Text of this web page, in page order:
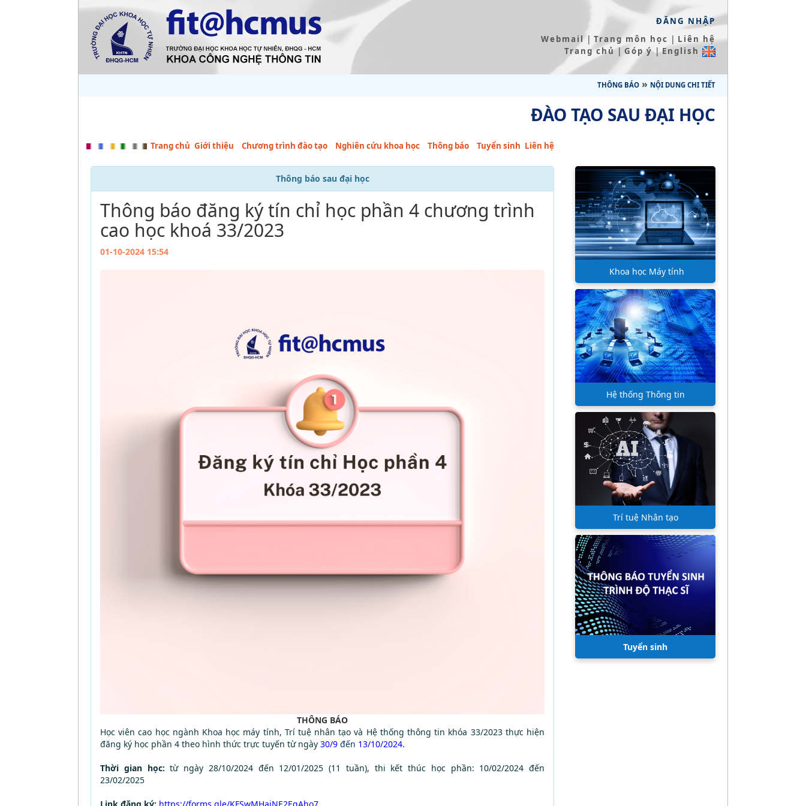
ĐĂNG NHẬP
Webmail| Trang môn học | Liên hệ
Trang chủ| Góp ý|English
THÔNG BÁO » NỘI DUNG CHI TIẾT
ĐÀO TẠO SAU ĐẠI HỌC
Trang chủ Giới thiệu Chương trình đào tạo Nghiên cứu khoa học Thông báo Tuyển sinh Liên hệ
Thông báo sau đại học
Thông báo đăng ký tín chỉ học phần 4 chương trình
cao học khoá 33/2023
01-10-2024 15:54
THÔNG BÁO
Học viên cao học ngành Khoa học máy tính, Trí tuệ nhân tạo và Hệ thống thông tin khóa 33/2023 thực hiện
đăng ký học phần 4 theo hình thức trực tuyến từ ngày 30/9 đến 13/10/2024.
Thời gian học:từ ngày 28/10/2024 đến 12/01/2025 (11 tuần), thi kết thúc học phần: 10/02/2024 đến
23/02/2025
Khoa học Máy tính
Hệ thống Thông tin
Trí tuệ Nhân tạo
Tuyển sinh